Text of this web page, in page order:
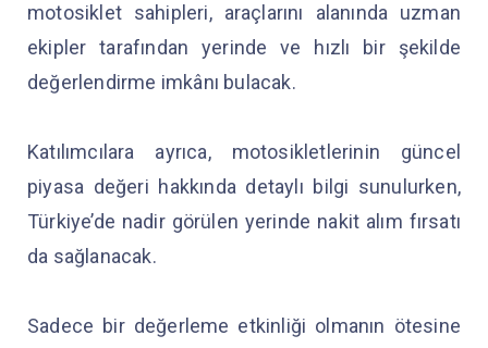
motosiklet sahipleri, araçlarını alanında uzman
ekipler tarafından yerinde ve hızlı bir şekilde
değerlendirme imkânı bulacak.
Katılımcılara ayrıca, motosikletlerinin güncel
piyasa değeri hakkında detaylı bilgi sunulurken,
Türkiye’de nadir görülen yerinde nakit alım fırsatı
da sağlanacak.
Sadece bir değerleme etkinliği olmanın ötesine